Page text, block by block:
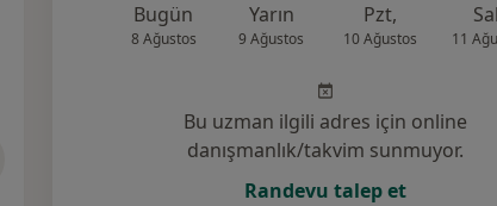
Bugün
8 Ağustos
Yarın
9 Ağustos
Pzt,
10 Ağustos 11
Bu uzman ilgili adres için online
danışmanlık/takvim sunmuyor.
Randevu talep et